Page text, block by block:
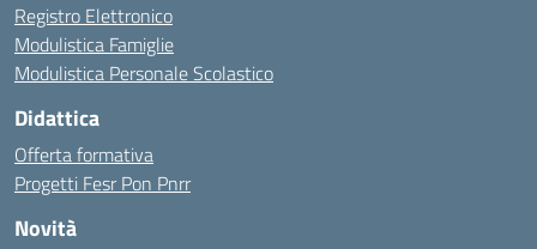
Registro Elettronico
Modulistica Famiglie
Modulistica Personale Scolastico
Didattica
Offerta formativa
Progetti Fesr Pon Pnrr
Novità